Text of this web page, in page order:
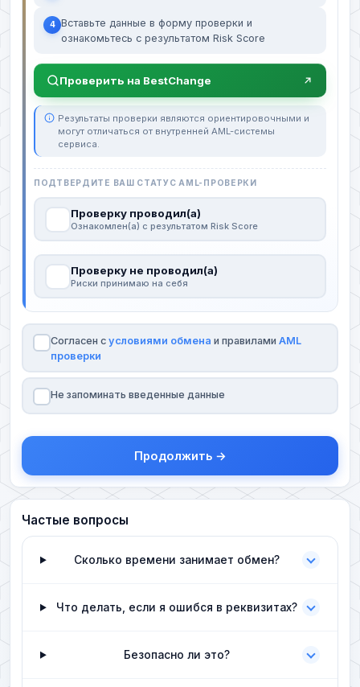
4 Вставьте данные в форму проверки и
ознакомьтесь с результатом Risk Score
Проверить на BestChange
Результаты проверки являются ориентировочными и
могут отличаться от внутренней AML-системы
сервиса.
ПОДТВЕРДИТЕ ВАШ СТАТУС AML-ПРОВЕРКИ
Проверку проводил(а)
Ознакомлен(а) с результатом Risk Score
Проверку не проводил(а)
Риски принимаю на себя
Согласен с условиями обмена и правилами AML
проверки
Не запоминать введенные данные
Продолжить →
Частые вопросы
Сколько времени занимает обмен?
Что делать, если я ошибся в реквизитах?
Безопасно ли это?